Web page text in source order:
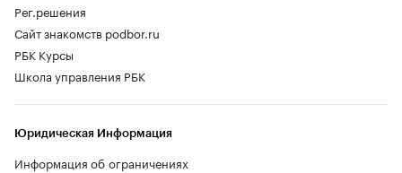
Рег.решения
Сайт знакомств podbor.ru
РБК Курсы
Школа управления РБК
Юридическая Информация
Информация об ограничениях